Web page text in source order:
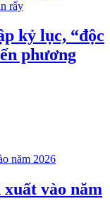
kỷ lục, “độc
phương
xuất vào năm